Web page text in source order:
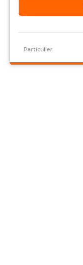
Particulier